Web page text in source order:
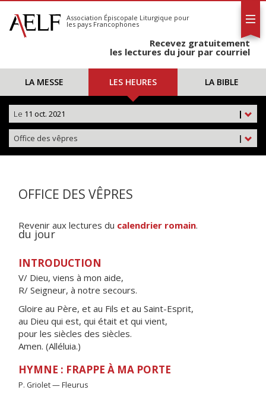
S'abonner
Calendrier
Association Épiscopale Liturgique pour
les pays Francophones
Recevez gratuitement
les lectures du jour par courriel
LA MESSE LES HEURES LA BIBLE
|
Le 11 oct. 2021
|
Office des vêpres
OFFICE DES VÊPRES
Revenir aux lectures du calendrier romain.
du jour
INTRODUCTION
V/ Dieu, viens à mon aide,
R/ Seigneur, à notre secours.
Gloire au Père, et au Fils et au Saint-Esprit,
au Dieu qui est, qui était et qui vient,
pour les siècles des siècles.
Amen. (Alléluia.)
HYMNE : FRAPPE À MA PORTE
P. Griolet — Fleurus